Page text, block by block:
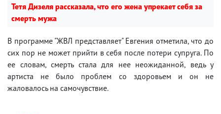
Тетя Дизеля рассказала, что его жена упрекает себя за
смерть мужа
В программе "ЖВЛ представляет" Евгения отметила, что до
сих пор не может прийти в себя после потери супруга. По
ее словам, смерть стала для нее неожиданной, ведь у
артиста не было проблем со здоровьем и он не
жаловалось на самочувствие.